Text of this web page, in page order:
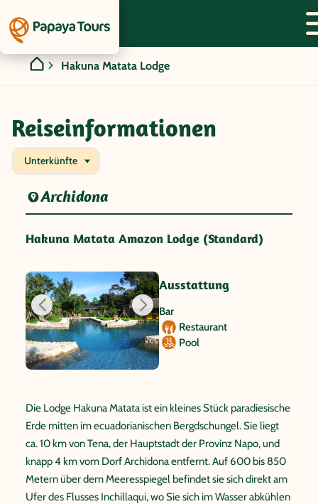
Hakuna Matata Lodge
Reiseinformationen
Unterkünfte
Archidona
Hakuna Matata Amazon Lodge (Standard)
Ausstattung
Bar
Restaurant
Pool
Die Lodge Hakuna Matata ist ein kleines Stück paradiesische
Erde mitten im ecuadorianischen Bergdschungel. Sie liegt
ca. 10 km von Tena, der Hauptstadt der Provinz Napo, und
knapp 4 km vom Dorf Archidona entfernt. Auf 600 bis 850
Metern über dem Meeresspiegel befindet sie sich direkt am
Ufer des Flusses Inchillaqui, wo Sie sich im Wasser abkühlen